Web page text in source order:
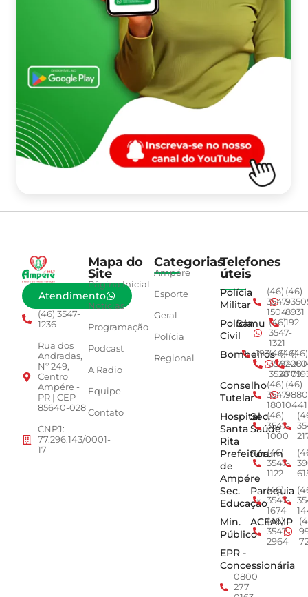
Atendimento
(46) 3547-
1236
Rua dos
Andradas,
Nº 249,
Centro
Ampére -
PR | CEP
85640-028
CNPJ:
77.296.143/0001-
17
Mapa do
Site
Página Inicial
Notícias
Programação
Podcast
A Radio
Equipe
Contato
Categorias
Ampére
Esporte
Geral
Polícia
Regional
Telefones
úteis
Polícia
Militar
(46)
3547-
1504
(46)
8931
Polícia
Civil
Samu (46)
3547-
1321
192
Bombeiros
193(46)
3547-
3528
(46)
4779
(46)
Conselho
Tutelar
(46)
3547-
1801
(46)
0441
Hospital
Santa
Rita
Sec.
Saúde
(46)
3547-
1000
Prefeitura
de
Ampére
Fórum
(46)
3547-
1122
Sec.
Educação
Paroquia
(46)
3547-
1674
Min.
Público
ACEAMP
(46)
3547-
2964
EPR -
Concessionária
0800
277